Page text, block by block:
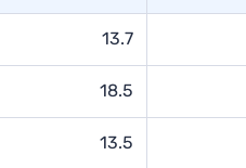
13.7
18.5
13.5